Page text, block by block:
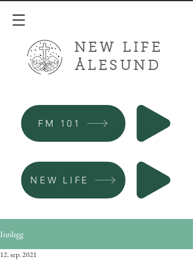
NEW LIFE
ÅLESUND
FM 101
NEW LIFE
Innlegg
12. sep. 2021